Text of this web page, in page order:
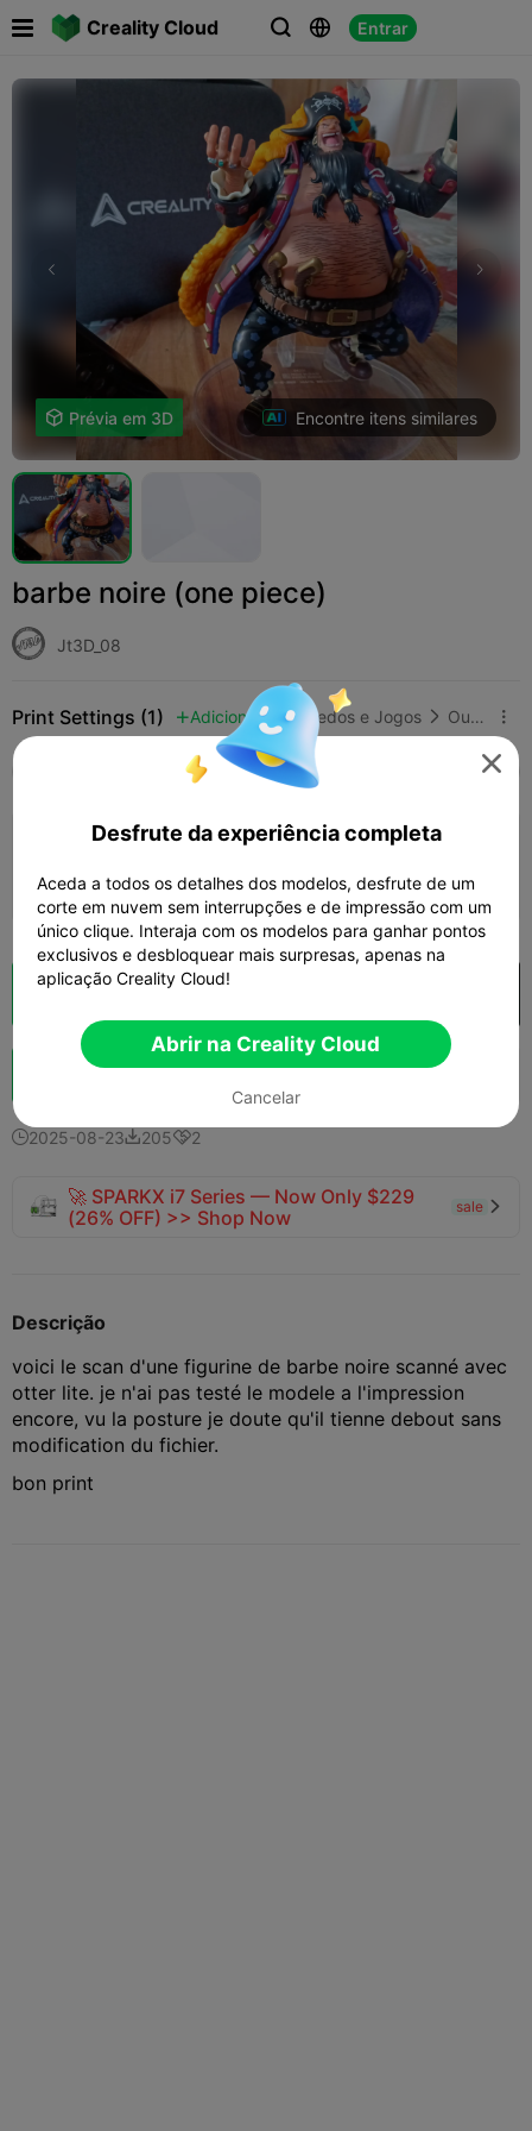
Creality Cloud   Entrar

 Prévia em 3D Encontre itens similares
barbe noire (one piece)
Jt3D_08
Print Settings (1)  Adicionar Brinquedos e Jogos  Outro 
K2 Plus K2 Pro
0.2mm layer, 2 walls, 15% infill
 15h 12m  1 plates  314.94g
Fatiamento na Nuvem
Boost 127 101 6
2025-08-232052
🚀 SPARKX i7 Series — Now Only $229
(26% OFF) >> Shop Now
sale 
Descrição
voici le scan d'une figurine de barbe noire scanné avec
otter lite. je n'ai pas testé le modele a l'impression
encore, vu la posture je doute qu'il tienne debout sans
modification du fichier.
bon print

Desfrute da experiência completa
Aceda a todos os detalhes dos modelos, desfrute de um
corte em nuvem sem interrupções e de impressão com um
único clique. Interaja com os modelos para ganhar pontos
exclusivos e desbloquear mais surpresas, apenas na
aplicação Creality Cloud!
Abrir na Creality Cloud
Cancelar